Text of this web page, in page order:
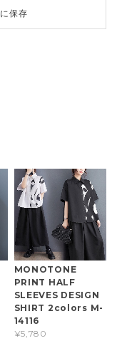
保存
MONOTONE
PRINT HALF
SLEEVES DESIGN
SHIRT 2colors M-
14116
¥5,780